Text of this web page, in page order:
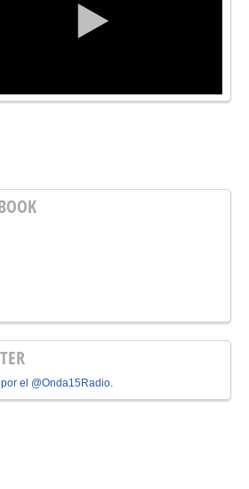
el @Onda15Radio.